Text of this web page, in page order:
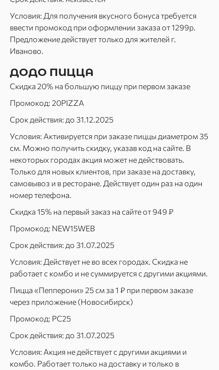
Условия: Для получения вкусного бонуса требуется
ввести промокод при оформлении заказа от 1299р.
Предложение действует только для жителей г.
Иваново.
ДОДО ПИЦЦА
Скидка 20% на большую пиццу при первом заказе
Промокод: 20PIZZA
Срок действия: до 31.12.2025
Условия: Активируется при заказе пиццы диаметром 35
см. Можно получить скидку, указав код на сайте. В
некоторых городах акция может не действовать.
Только для новых клиентов, при заказе на доставку,
самовывоз и в ресторане. Действует один раз на один
номер телефона.
Скидка 15% на первый заказ на сайте от 949 ₽
Промокод: NEW15WEB
Срок действия: до 31.07.2025
Условия: Действует не во всех городах. Скидка не
работает с комбо и не суммируется с другими акциями.
Пицца «Пепперони» 25 см за 1 ₽ при первом заказе
через приложение (Новосибирск)
Промокод: PC25
Срок действия: до 31.07.2025
Условия: Акция не действует с другими акциями и
комбо. Работает только на доставку и только в